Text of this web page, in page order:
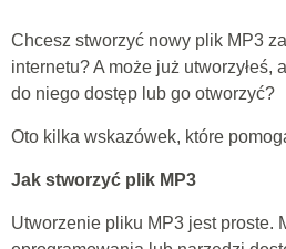
Chcesz stworzyć nowy plik MP3
internetu? A może już utworzyłeś,
do niego dostęp lub go otworzyć?
Oto kilka wskazówek, które
Jak stworzyć plik MP3
Utworzenie pliku MP3 jest proste.